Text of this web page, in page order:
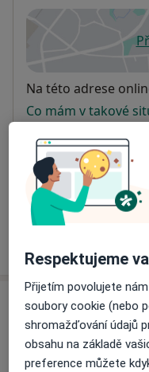
Dostupnost
Na této adrese
Co mám v takové
Způsoby platby
Na teto adrese
Detaily
Názory
Respektujeme
Přijetím povolujete
soubory cookie (nebo
shromažďování údajů
obsahu na základě
preference můžete